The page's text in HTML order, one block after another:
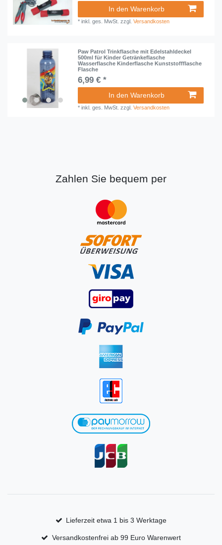
In den Warenkorb
*inkl. ges. MwSt. zzgl.Versandkosten
Paw Patrol Trinkflasche mit Edelstahldeckel
500ml für Kinder Getränkeflasche
Wasserflasche Kinderflasche Kunststoffflasche
Flasche
6,99 € *
In den Warenkorb
*inkl. ges. MwSt. zzgl.Versandkosten
Zahlen Sie bequem per
Lieferzeit etwa 1 bis 3 Werktage
Versandkostenfrei ab 99 Euro Warenwert